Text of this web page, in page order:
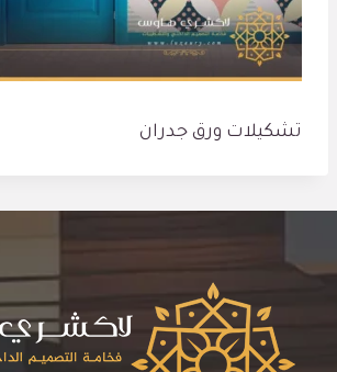
تشكيلات ورق جدران